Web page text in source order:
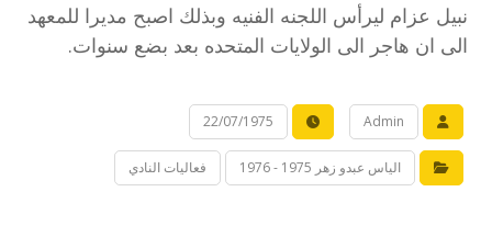
نبيل عزام ليرأس اللجنه الفنيه وبذلك اصبح مديرا للمعهد
الى ان هاجر الى الولايات المتحده بعد بضع سنوات.
Admin
22/07/1975
الياس عبدو زهر 1975 - 1976 فعاليات النادي